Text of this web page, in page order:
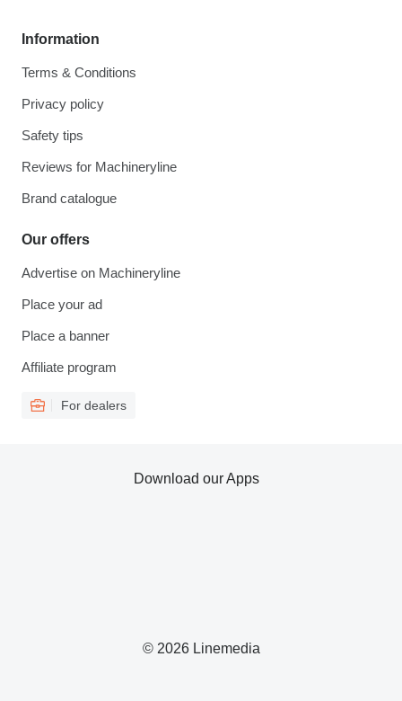
Information
Terms & Conditions
Privacy policy
Safety tips
Reviews for Machineryline
Brand catalogue
Our offers
Advertise on Machineryline
Place your ad
Place a banner
Affiliate program
For dealers
© 2026 Linemedia
Download our Apps